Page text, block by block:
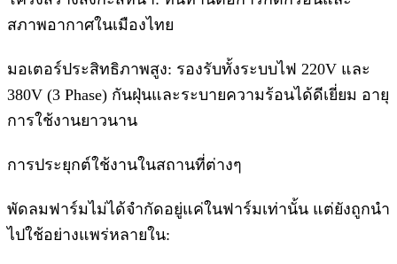
สภาพอากาศในเมืองไทย
มอเตอร์ประสิทธิภาพสูง: รองรับทั้งระบบไฟ 220V และ
380V (3 Phase) กันฝุ่นและระบายความร้อนได้ดีเยี่ยม อายุ
การใช้งานยาวนาน
การประยุกต์ใช้งานในสถานที่ต่างๆ
พัดลมฟาร์มไม่ได้จำกัดอยู่แค่ในฟาร์มเท่านั้น แต่ยังถูกนำ
ไปใช้อย่างแพร่หลายใน: